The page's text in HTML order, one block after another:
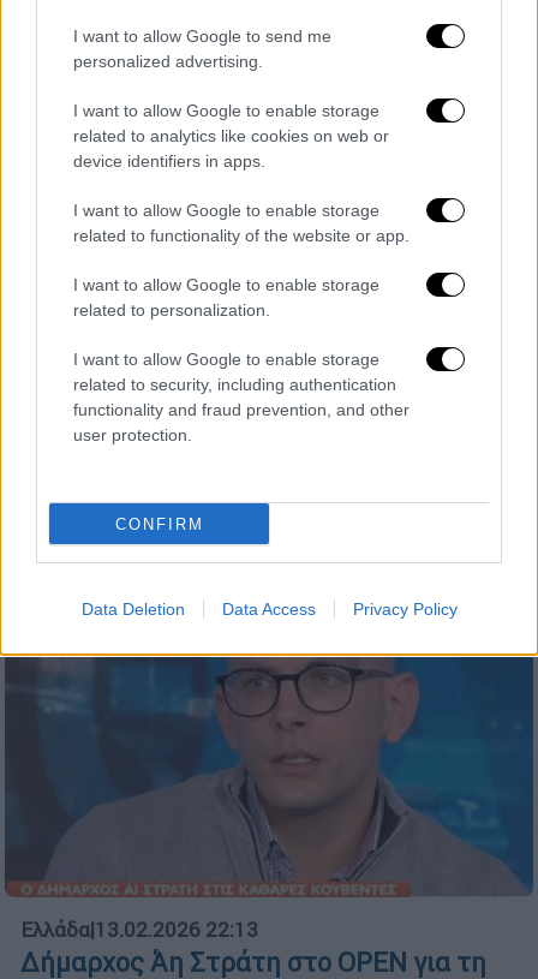
I want to allow Google to send me
personalized advertising.
I want to allow Google to enable storage
related to analytics like cookies on web or
device identifiers in apps.
I want to allow Google to enable storage
related to functionality of the website or app.
I want to allow Google to enable storage
related to personalization.
I want to allow Google to enable storage
related to security, including authentication
functionality and fraud prevention, and other
user protection.
CONFIRM
Data Deletion Data Access Privacy Policy
Κόσμος|13.02.2026 22:28
Εντυπωσιακή έρευνα: Ο πυρήνας της
Γης μπορεί να περιέχει 45 ωκεανούς
υδρογόνου
Ελλάδα|13.02.2026 22:13
Δήμαρχος Άη Στράτη στo OPEN για τη